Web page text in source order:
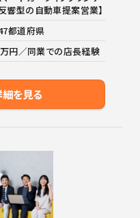
響型の自動車提案営業】
都道府県
円／同業での店長経験
を見る